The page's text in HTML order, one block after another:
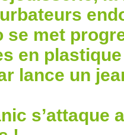
se met
en
lance un
s’attaque